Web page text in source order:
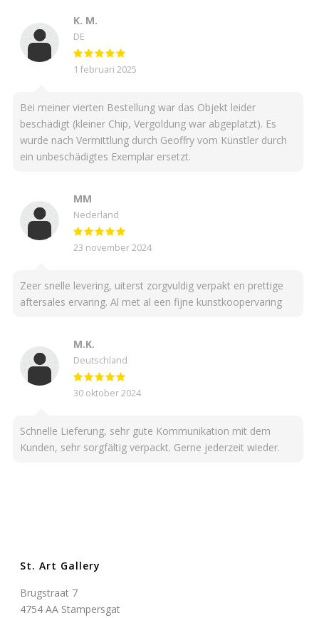
K. M.
DE
1 februari 2025
Bei meiner vierten Bestellung war das Objekt leider
beschädigt (kleiner Chip, Vergoldung war abgeplatzt). Es
wurde nach Vermittlung durch Geoffry vom Künstler durch
ein unbeschädigtes Exemplar ersetzt.
MM
Nederland
23 november 2024
Zeer snelle levering, uiterst zorgvuldig verpakt en prettige
aftersales ervaring. Al met al een fijne kunstkoopervaring
M.K.
Deutschland
30 oktober 2024
Schnelle Lieferung, sehr gute Kommunikation mit dem
Kunden, sehr sorgfältig verpackt. Gerne jederzeit wieder.
St. Art Gallery
Brugstraat 7
4754 AA Stampersgat